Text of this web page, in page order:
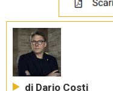
di Dario Costi